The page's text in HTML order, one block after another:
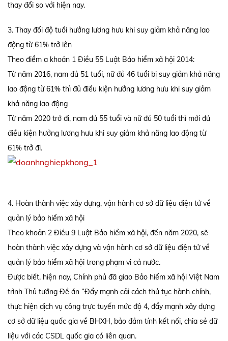
thay đổi so với hiện nay.
3. Thay đổi độ tuổi hưởng lương hưu khi suy giảm khả năng lao
động từ 61% trở lên
Theo điểm a khoản 1 Điều 55 Luật Bảo hiểm xã hội 2014:
Từ năm 2016, nam đủ 51 tuổi, nữ đủ 46 tuổi bị suy giảm khả năng
lao động từ 61% thì đủ điều kiện hưởng lương hưu khi suy giảm
khả năng lao động
Từ năm 2020 trở đi, nam đủ 55 tuổi và nữ đủ 50 tuổi thì mới đủ
điều kiện hưởng lương hưu khi suy giảm khả năng lao động từ
61% trở đi.
4. Hoàn thành việc xây dựng, vận hành cơ sở dữ liệu điện tử về
quản lý bảo hiểm xã hội
Theo khoản 2 Điều 9 Luật Bảo hiểm xã hội, đến năm 2020, sẽ
hoàn thành việc xây dựng và vận hành cơ sở dữ liệu điện tử về
quản lý bảo hiểm xã hội trong phạm vi cả nước.
Được biết, hiện nay, Chính phủ đã giao Bảo hiểm xã hội Việt Nam
trình Thủ tướng Đề án “Đẩy mạnh cải cách thủ tục hành chính,
thực hiện dịch vụ công trực tuyến mức độ 4, đẩy mạnh xây dựng
cơ sở dữ liệu quốc gia về BHXH, bảo đảm tính kết nối, chia sẻ dữ
liệu với các CSDL quốc gia có liên quan.